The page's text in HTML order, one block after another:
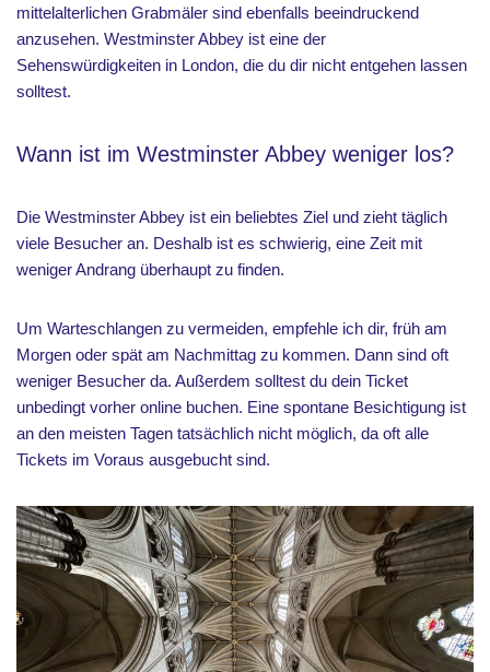
mittelalterlichen Grabmäler sind ebenfalls beeindruckend
anzusehen. Westminster Abbey ist eine der
Sehenswürdigkeiten in London, die du dir nicht entgehen lassen
solltest.
Wann ist im Westminster Abbey weniger los?
Die Westminster Abbey ist ein beliebtes Ziel und zieht täglich
viele Besucher an. Deshalb ist es schwierig, eine Zeit mit
weniger Andrang überhaupt zu finden.
Um Warteschlangen zu vermeiden, empfehle ich dir, früh am
Morgen oder spät am Nachmittag zu kommen. Dann sind oft
weniger Besucher da. Außerdem solltest du dein Ticket
unbedingt vorher online buchen. Eine spontane Besichtigung ist
an den meisten Tagen tatsächlich nicht möglich, da oft alle
Tickets im Voraus ausgebucht sind.